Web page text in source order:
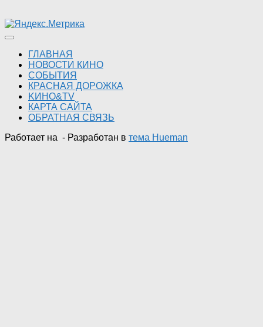
ГЛАВНАЯ
НОВОСТИ КИНО
СОБЫТИЯ
КРАСНАЯ ДОРОЖКА
KИНО&TV
КАРТА САЙТА
ОБРАТНАЯ СВЯЗЬ
Работает на - Разработан в тема Hueman